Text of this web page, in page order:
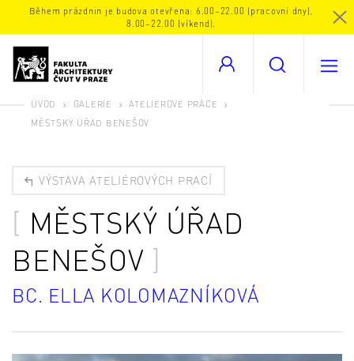
Během prázdnin je budova otevřena: 6.00–22.00 (pracovní dny),
8.00–22.00 (víkend).
ÚVOD GALERIE
ATELIÉROVÉ PRÁCE
MĚSTSKÝ ÚŘAD BENEŠOV
VÝSTAVA ATELIÉROVÝCH PRACÍ
MĚSTSKÝ ÚŘAD
BENEŠOV
BC. ELLA KOLOMAZNÍKOVÁ